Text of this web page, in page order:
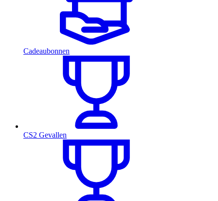
Cadeaubonnen
CS2 Gevallen